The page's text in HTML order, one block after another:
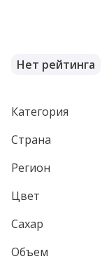
Нет рейтинга
Категория
Страна
Регион
Цвет
Сахар
Объем